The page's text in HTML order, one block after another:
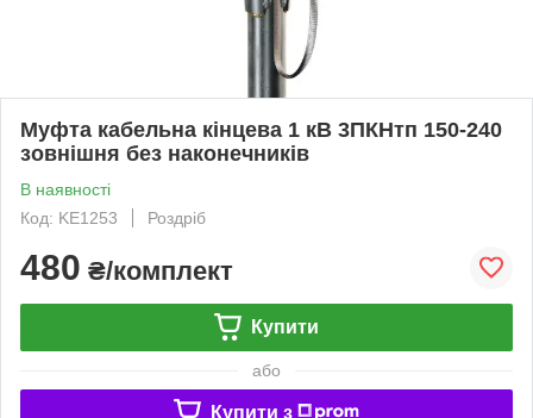
Муфта кабельна кінцева 1 кВ 3ПКНтп 150-240
зовнішня без наконечників
В наявності
Код: KE1253
Роздріб
480 ₴/комплект
Купити
або
Купити з